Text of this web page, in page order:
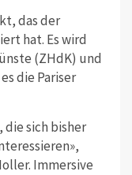
das der
hat. Es wird
(ZHdK) und
die Pariser
die sich bisher
Immersive